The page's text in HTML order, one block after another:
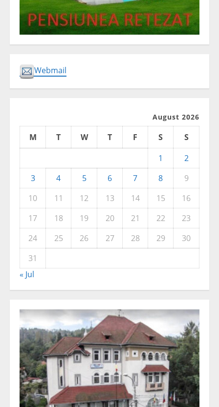
Webmail
August 2026
M T W T F S
S
1
2
3
4 5 6 7 8
9
10
11 12 13 14 15
16
17
18 19 20 21 22
23
24
25 26 27 28 29
30
31
« Jul